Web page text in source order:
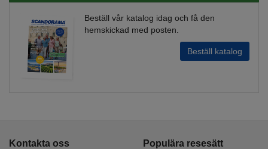
Beställ vår katalog idag och få den
hemskickad med posten.
Beställ katalog
Kontakta oss Populära resesätt